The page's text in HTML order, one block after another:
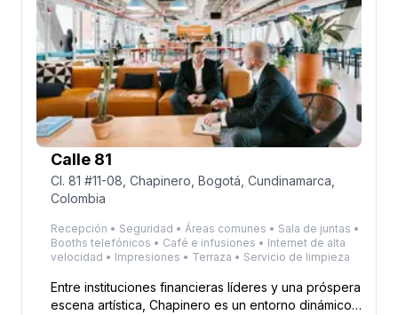
ciudad? Los alrededores de este local en la Calle
100 también albergan cadenas hoteleras que
atienden al creciente número de viajeros de
negocios de la capital. Únase a la creciente
comunidad de Bogotá y eche raíces sólidas en esta
ubicación ganadora.
Calle 81
Cl. 81 #11-08, Chapinero, Bogotá, Cundinamarca,
Colombia
Recepción • Seguridad • Áreas comunes • Sala de juntas •
Booths telefónicos • Café e infusiones • Internet de alta
velocidad • Impresiones • Terraza • Servicio de limpieza
Entre instituciones financieras líderes y una próspera
escena artística, Chapinero es un entorno dinámico